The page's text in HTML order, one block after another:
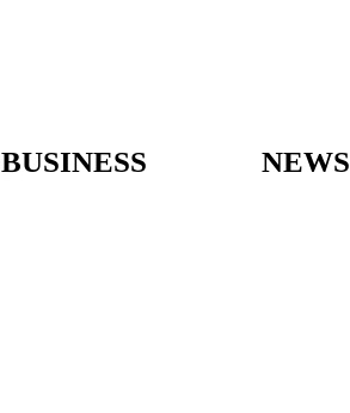
BUSINESS NEWS